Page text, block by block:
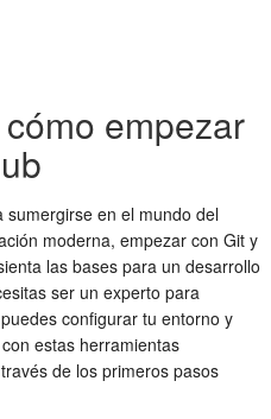
empezar
sumergirse en el mundo del
moderna, empezar con Git y
las bases para un desarrollo
ser un experto para
configurar tu entorno y
estas herramientas
de los primeros pasos